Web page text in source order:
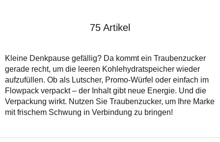
75 Artikel
Kleine Denkpause gefällig? Da kommt ein Traubenzucker
gerade recht, um die leeren Kohlehydratspeicher wieder
aufzufüllen. Ob als Lutscher, Promo-Würfel oder einfach im
Flowpack verpackt – der Inhalt gibt neue Energie. Und die
Verpackung wirkt. Nutzen Sie Traubenzucker, um Ihre Marke
mit frischem Schwung in Verbindung zu bringen!